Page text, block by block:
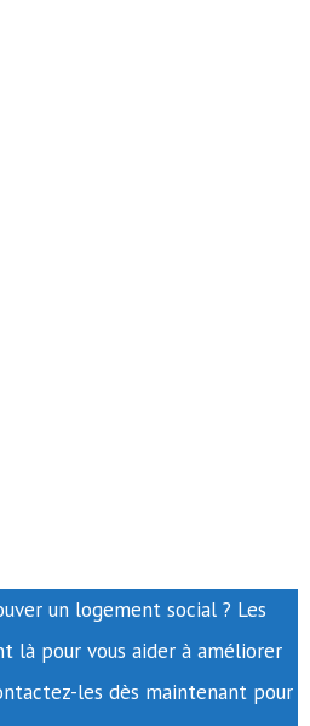
un logement social ? Les
là pour vous aider à améliorer
les dès maintenant pour